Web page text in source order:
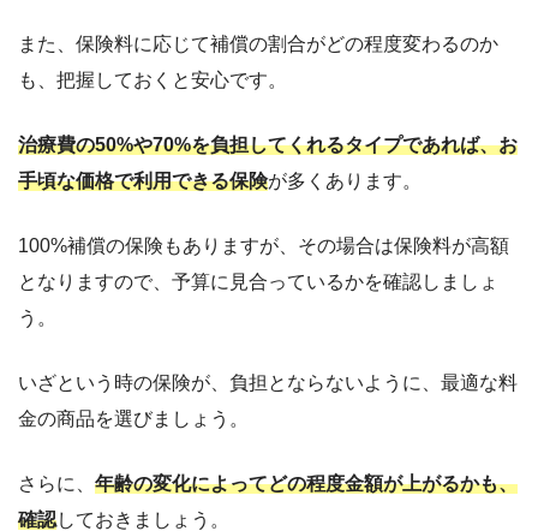
また、保険料に応じて補償の割合がどの程度変わるのか
も、把握しておくと安心です。
治療費の50%や70%を負担してくれるタイプであれば、お
手頃な価格で利用できる保険が多くあります。
100%補償の保険もありますが、その場合は保険料が高額
となりますので、予算に見合っているかを確認しましょ
う。
いざという時の保険が、負担とならないように、最適な料
金の商品を選びましょう。
さらに、 年齢の変化によってどの程度金額が上がるかも、
確認しておきましょう。